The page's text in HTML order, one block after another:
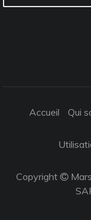
Accueil Qui
Copyright